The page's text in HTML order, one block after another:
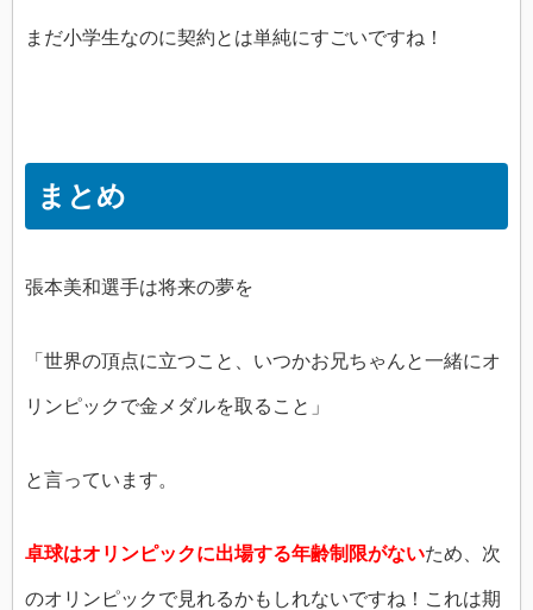
まだ小学生なのに契約とは単純にすごいですね！
まとめ
張本美和選手は将来の夢を
「世界の頂点に立つこと、いつかお兄ちゃんと一緒にオ
リンピックで金メダルを取ること」
と言っています。
卓球はオリンピックに出場する年齢制限がないため、次
のオリンピックで見れるかもしれないですね！これは期